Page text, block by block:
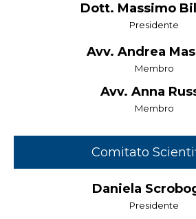
Dott. Massimo
Presidente
Avv. Andrea
Membro
Avv. Anna
Membro
Comitato
Daniela
Presidente